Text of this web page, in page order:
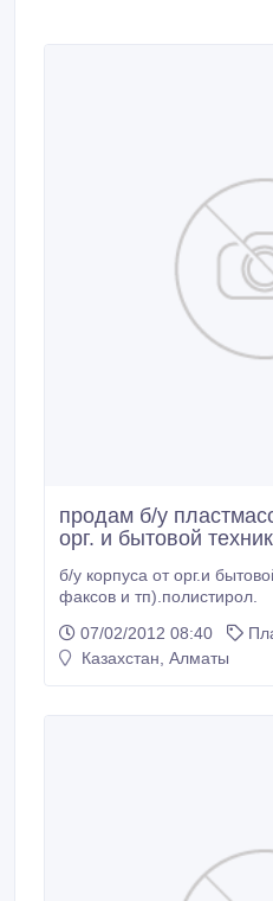
продам б/у
орг. и бытовой
б/у корпуса от орг.и
факсов и тп).полистирол.
07/02/2012 08:40
Казахстан, Алматы